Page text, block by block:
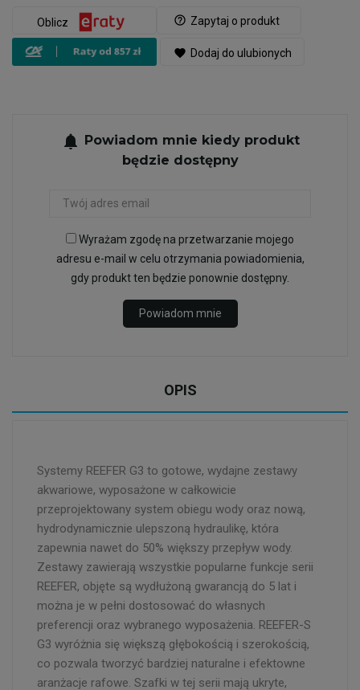
help_outline Zapytaj o produkt
Oblicz
favorite Dodaj do ulubionych
notifications Powiadom mnie kiedy produkt
będzie dostępny
Wyrażam zgodę na przetwarzanie mojego
adresu e-mail w celu otrzymania powiadomienia,
gdy produkt ten będzie ponownie dostępny.
Powiadom mnie
OPIS
Systemy REEFER G3 to gotowe, wydajne zestawy
akwariowe, wyposażone w całkowicie
przeprojektowany system obiegu wody oraz nową,
hydrodynamicznie ulepszoną hydraulikę, która
zapewnia nawet do 50% większy przepływ wody.
Zestawy zawierają wszystkie popularne funkcje serii
REEFER, objęte są wydłużoną gwarancją do 5 lat i
można je w pełni dostosować do własnych
preferencji oraz wybranego wyposażenia. REEFER-S
G3 wyróżnia się większą głębokością i szerokością,
co pozwala tworzyć bardziej naturalne i efektowne
aranżacje rafowe. Szafki w tej serii mają ukryte,